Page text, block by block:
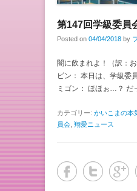
第147回学級委員
Posted on 04/04/2018 by
闇に飲まれよ！（訳：
ピン： 本日は、学級委
ミゴン： ほほぉ…？ だ
カテゴリー: かいこまの本
員会 翔愛ニュース